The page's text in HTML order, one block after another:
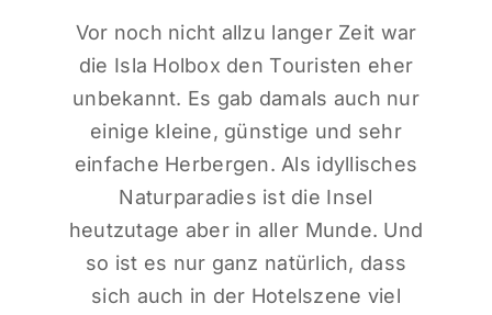
Vor noch nicht allzu langer Zeit war
die Isla Holbox den Touristen eher
unbekannt. Es gab damals auch nur
einige kleine, günstige und sehr
einfache Herbergen. Als idyllisches
Naturparadies ist die Insel
heutzutage aber in aller Munde. Und
so ist es nur ganz natürlich, dass
sich auch in der Hotelszene viel